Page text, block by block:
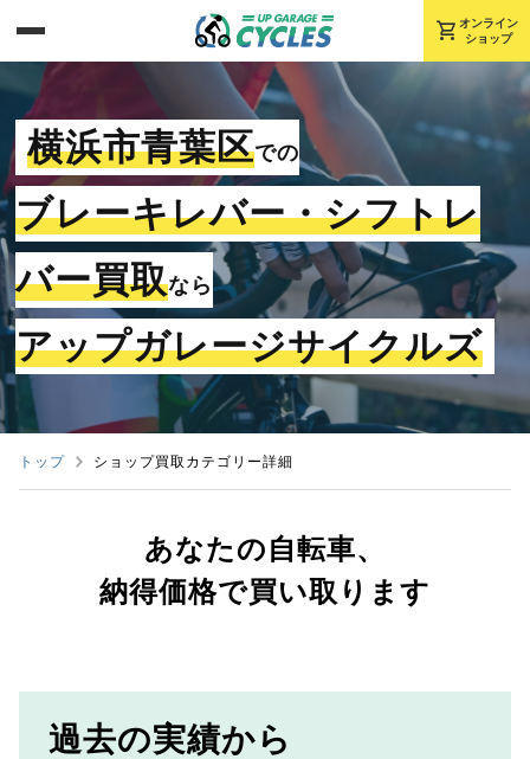
shopping_cart オンライン
ショップ
横浜市青葉区での
ブレーキレバー・シフトレ
バー買取なら
アップガレージサイクルズ
トップ ショップ買取カテゴリー詳細
あなたの自転車、
納得価格で買い取ります
過去の実績から